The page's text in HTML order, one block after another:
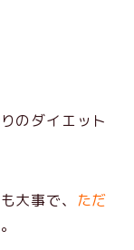
のダイエット
大事で、 ただ